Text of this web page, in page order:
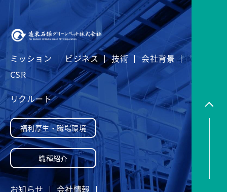
ミッション ビジネス 技術
会社背景
CSR
リクルート
福利厚生・職場環境
職種紹介
お知らせ 会社情報